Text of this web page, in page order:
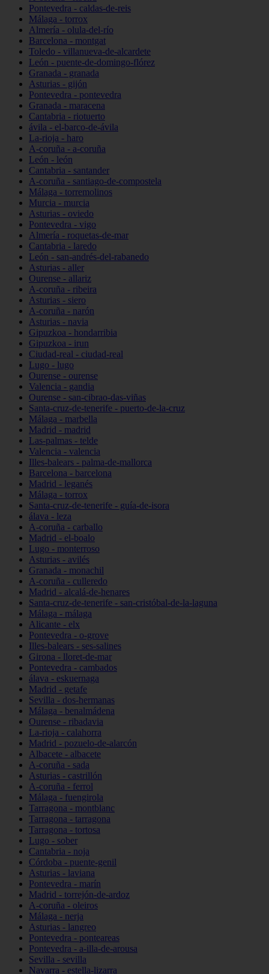
Pontevedra - caldas-de-reis
Málaga - torrox
Almería - olula-del-río
Barcelona - montgat
Toledo - villanueva-de-alcardete
León - puente-de-domingo-flórez
Granada - granada
Asturias - gijón
Pontevedra - pontevedra
Granada - maracena
Cantabria - riotuerto
ávila - el-barco-de-ávila
La-rioja - haro
A-coruña - a-coruña
León - león
Cantabria - santander
A-coruña - santiago-de-compostela
Málaga - torremolinos
Murcia - murcia
Asturias - oviedo
Pontevedra - vigo
Almería - roquetas-de-mar
Cantabria - laredo
León - san-andrés-del-rabanedo
Asturias - aller
Ourense - allariz
A-coruña - ribeira
Asturias - siero
A-coruña - narón
Asturias - navia
Gipuzkoa - hondarribia
Gipuzkoa - irun
Ciudad-real - ciudad-real
Lugo - lugo
Ourense - ourense
Valencia - gandia
Ourense - san-cibrao-das-viñas
Santa-cruz-de-tenerife - puerto-de-la-cruz
Málaga - marbella
Madrid - madrid
Las-palmas - telde
Valencia - valencia
Illes-balears - palma-de-mallorca
Barcelona - barcelona
Madrid - leganés
Málaga - torrox
Santa-cruz-de-tenerife - guía-de-isora
álava - leza
A-coruña - carballo
Madrid - el-boalo
Lugo - monterroso
Asturias - avilés
Granada - monachil
A-coruña - culleredo
Madrid - alcalá-de-henares
Santa-cruz-de-tenerife - san-cristóbal-de-la-laguna
Málaga - málaga
Alicante - elx
Pontevedra - o-grove
Illes-balears - ses-salines
Girona - lloret-de-mar
Pontevedra - cambados
álava - eskuernaga
Madrid - getafe
Sevilla - dos-hermanas
Málaga - benalmádena
Ourense - ribadavia
La-rioja - calahorra
Madrid - pozuelo-de-alarcón
Albacete - albacete
A-coruña - sada
Asturias - castrillón
A-coruña - ferrol
Málaga - fuengirola
Tarragona - montblanc
Tarragona - tarragona
Tarragona - tortosa
Lugo - sober
Cantabria - noja
Córdoba - puente-genil
Asturias - laviana
Pontevedra - marín
Madrid - torrejón-de-ardoz
A-coruña - oleiros
Málaga - nerja
Asturias - langreo
Pontevedra - ponteareas
Pontevedra - a-illa-de-arousa
Sevilla - sevilla
Navarra - estella-lizarra